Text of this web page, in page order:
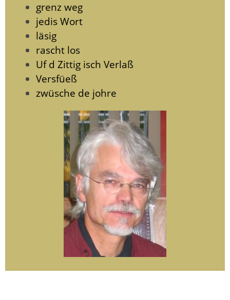
grenz weg
jedis Wort
läsig
rascht los
Uf d Zittig isch Verlaß
Versfüeß
zwüsche de johre